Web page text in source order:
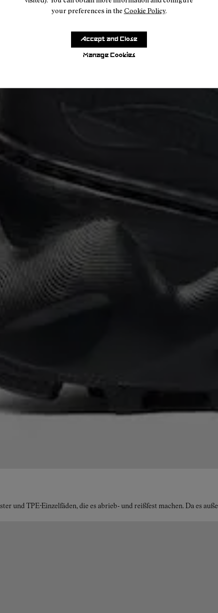
your preferences in the Cookie Policy.
Manage Cookies
Accept and Close
und TPE-Einzelfäden, die es abrieb- und reißfest machen. Da es